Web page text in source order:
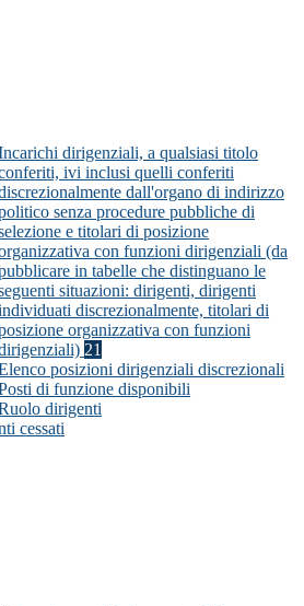
dirigenziali, a qualsiasi titolo
ivi inclusi quelli conferiti
dall'organo di indirizzo
senza procedure pubbliche di
e titolari di posizione
con funzioni dirigenziali (da
in tabelle che distinguano le
situazioni: dirigenti, dirigenti
discrezionalmente, titolari di
organizzativa con funzioni
21
posizioni dirigenziali discrezionali
di funzione disponibili
dirigenti
cessati